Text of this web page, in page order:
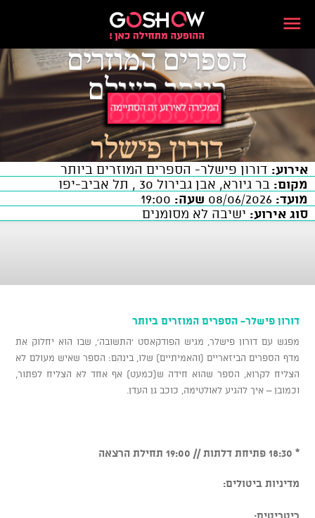
אירוע: דורון פישלר- הספרים המוזרים ביותר
מקום: בר גיורא, אבן גבירול 30 , תל אביב-יפו
מועד:
שעה:
סוג אירוע: ישיבה לא מסומנים
דורון פישלר- הספרים המוזרים ביותר
מפגש עם דורון פישלר, מגיש הפודקאסט 'התשובה', שבו הוא יחלוק את
מדף הספרים הביזאריים (והאמיתיים) שלו, בינהם: הספר שאיש מעולם לא
הצליח לקרוא, הספר שהוא חידה ש(כמעט) אף אחד לא הצליח לפתור,
וכמובן – איך להגיע לאולטימה, כוכב גן העדן.
* 18:30 פתיחת דלתות // 19:00 תחילת הרצאה
מדיניות ביטולים:
ריטריטים: